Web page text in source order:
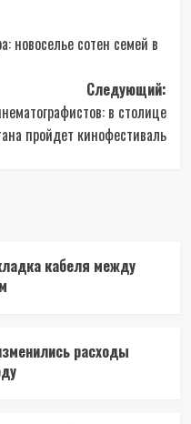
новоселье сотен семей в
Следующий:
в столице
пройдет кинофестиваль
кабеля между
расходы